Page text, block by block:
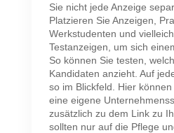
Sie nicht jede Anzeige
Platzieren Sie Anzeigen,
Werkstudenten und
Testanzeigen, um sich
So können Sie testen,
Kandidaten anzieht. Auf
so im Blickfeld. Hier
eine eigene
zusätzlich zu dem Link zu
sollten nur auf die Pflege